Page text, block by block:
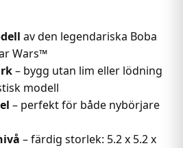
av den legendariska Boba
Wars™
– bygg utan lim eller lödning
modell
– perfekt för både nybörjare
– färdig storlek: 5.2 x 5.2 x